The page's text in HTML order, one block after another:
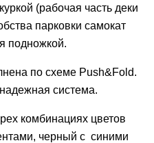
(рабочая часть деки
парковки самокат
подножкой.
по схеме Push&Fold.
система.
комбинациях цветов
черный с синими